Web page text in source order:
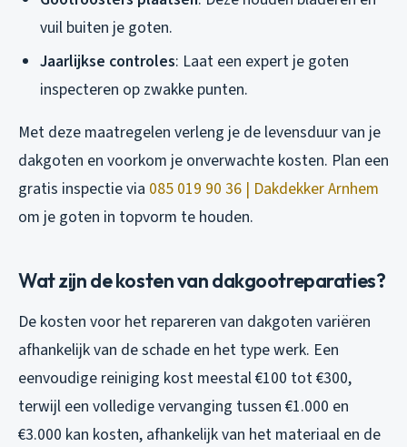
vuil buiten je goten.
Jaarlijkse controles: Laat een expert je goten
inspecteren op zwakke punten.
Met deze maatregelen verleng je de levensduur van je
dakgoten en voorkom je onverwachte kosten. Plan een
gratis inspectie via 085 019 90 36 | Dakdekker Arnhem
om je goten in topvorm te houden.
Wat zijn de kosten van dakgootreparaties?
De kosten voor het repareren van dakgoten variëren
afhankelijk van de schade en het type werk. Een
eenvoudige reiniging kost meestal €100 tot €300,
terwijl een volledige vervanging tussen €1.000 en
€3.000 kan kosten, afhankelijk van het materiaal en de